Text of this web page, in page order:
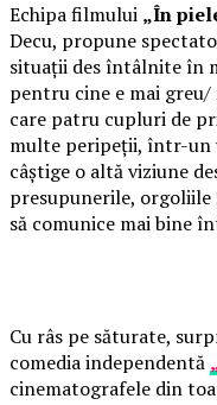
Echipa filmului „În
Decu, propune
situații des întâlnite în
pentru cine e mai
care patru cupluri de
multe peripeții, într-un
câștige o altă viziune
presupunerile,
să comunice mai bine
Cu râs pe săturate,
comedia independentă
cinematografele din